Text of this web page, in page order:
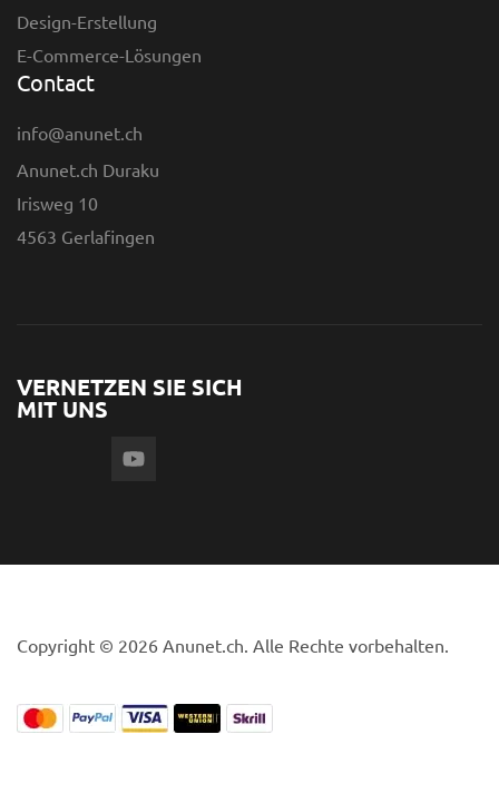
Design-Erstellung
E-Commerce-Lösungen
Contact
info@anunet.ch
Anunet.ch Duraku
Irisweg 10
4563 Gerlafingen
VERNETZEN SIE SICH
MIT UNS
Copyright © 2026 Anunet.ch. Alle Rechte vorbehalten.